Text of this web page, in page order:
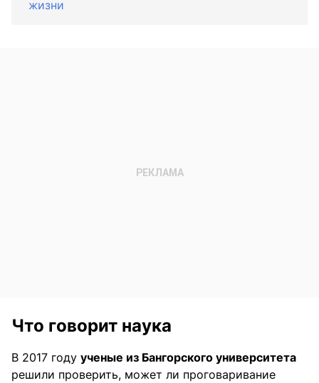
жизни
Что говорит наука
В 2017 году ученые из Бангорского университета
решили проверить, может ли проговаривание